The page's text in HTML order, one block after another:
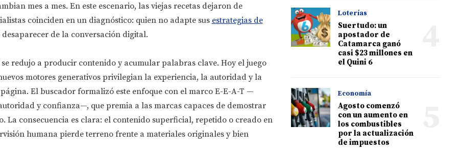
mes a mes. En este escenario, las viejas recetas dejaron de
coinciden en un diagnóstico: quien no adapte sus estrategias de
de la conversación digital.
se redujo a producir contenido y acumular palabras clave. Hoy el juego
motores generativos privilegian la experiencia, la autoridad y la
El buscador formalizó este enfoque con el marco E-E-A-T —
y confianza—, que premia a las marcas capaces de demostrar
La consecuencia es clara: el contenido superficial, repetido o creado en
humana pierde terreno frente a materiales originales y bien
Loterías
Suertudo: un
apostador de
Catamarca ganó
casi $23 millones en
el Quini 6
Economía
Agosto comenzó
con un aumento en
los combustibles
por la actualización
de impuestos